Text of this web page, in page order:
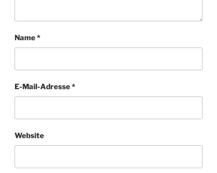
Name*
E-Mail-Adresse*
Website